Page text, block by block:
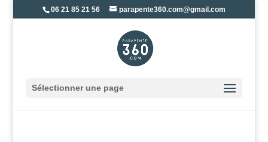
06 21 85 21 56 parapente360.com@gmail.com
Sélectionner une page